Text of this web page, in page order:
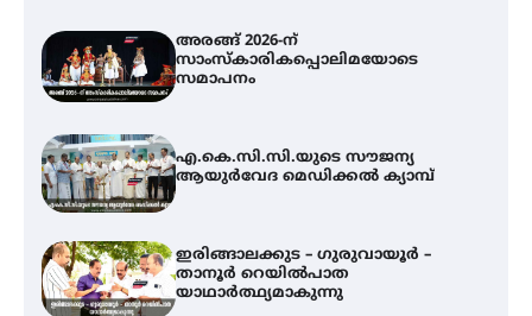
അരങ്ങ് 2026-ന്
സാംസ്കാരികപ്പൊലിമയോടെ
സമാപനം
എ.കെ.സി.സി.യുടെ സൗജന്യ
ആയുർവേദ മെഡിക്കൽ ക്യാമ്പ്
ഇരിങ്ങാലക്കുട – ഗുരുവായൂർ –
താനൂർ റെയിൽപാത
യാഥാർത്ഥ്യമാകുന്നു